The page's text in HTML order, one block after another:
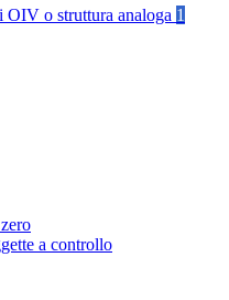
OIV o struttura analoga 1
a controllo